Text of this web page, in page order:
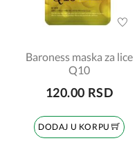
Baroness maska za lice
Q10
120.00 RSD
DODAJ U KORPU